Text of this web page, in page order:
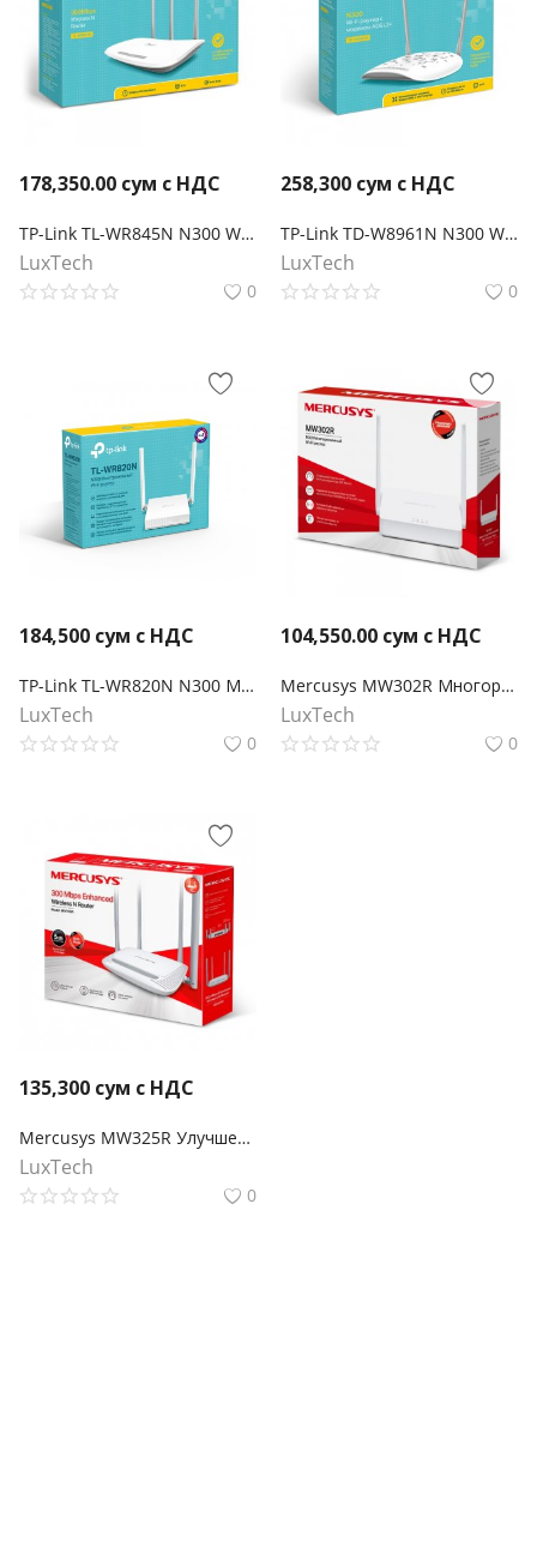
178,350.00 сум с НДС
TP-Link TL-WR845N N300 Wi-Fi роутер
LuxTech
0
258,300 сум с НДС
TP-Link TD-W8961N N300 Wi-Fi роутер с ADSL2+ модемом
LuxTech
0
184,500 сум с НДС
TP-Link TL-WR820N N300 Многорежимный Wi‑Fi роутер
LuxTech
0
104,550.00 сум с НДС
Mercusys MW302R Многорежимный Wi‑Fi роутер N300
LuxTech
0
135,300 сум с НДС
Mercusys MW325R Улучшенный роутер Wi‑Fi N300
LuxTech
0